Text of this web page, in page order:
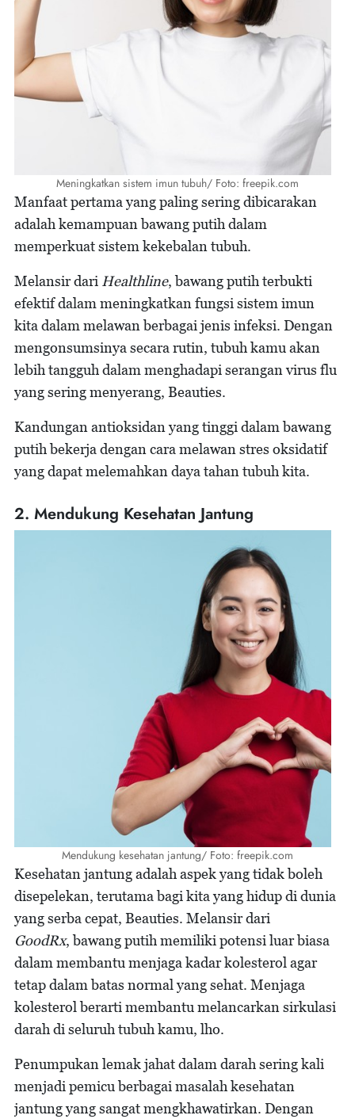
Meningkatkan sistem imun tubuh/ Foto: freepik.com
Manfaat pertama yang paling sering dibicarakan
adalah kemampuan bawang putih dalam
memperkuat sistem kekebalan tubuh.
Melansir dari Healthline, bawang putih terbukti
efektif dalam meningkatkan fungsi sistem imun
kita dalam melawan berbagai jenis infeksi. Dengan
mengonsumsinya secara rutin, tubuh kamu akan
lebih tangguh dalam menghadapi serangan virus flu
yang sering menyerang, Beauties.
Kandungan antioksidan yang tinggi dalam bawang
putih bekerja dengan cara melawan stres oksidatif
yang dapat melemahkan daya tahan tubuh kita.
2. Mendukung Kesehatan Jantung
Mendukung kesehatan jantung/ Foto: freepik.com
Kesehatan jantung adalah aspek yang tidak boleh
disepelekan, terutama bagi kita yang hidup di dunia
yang serba cepat, Beauties. Melansir dari
GoodRx, bawang putih memiliki potensi luar biasa
dalam membantu menjaga kadar kolesterol agar
tetap dalam batas normal yang sehat. Menjaga
kolesterol berarti membantu melancarkan sirkulasi
darah di seluruh tubuh kamu, lho.
Penumpukan lemak jahat dalam darah sering kali
menjadi pemicu berbagai masalah kesehatan
jantung yang sangat mengkhawatirkan. Dengan